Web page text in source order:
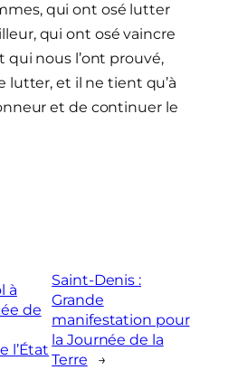
qui ont osé lutter
qui ont osé vaincre
qui nous l’ont prouvé,
lutter, et il ne tient qu’à
et de continuer le
à
de
l’État
Saint-Denis :
Grande
manifestation pour
la Journée de la
Terre
→